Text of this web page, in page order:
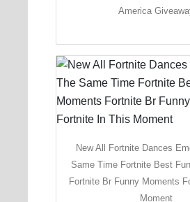
America
New All Fortnite Dances
Same Time Fortnite Best
Fortnite Br Funny Moments
Moment